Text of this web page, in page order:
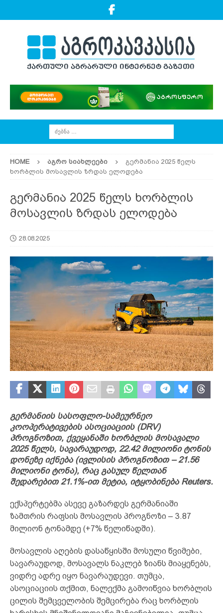
HOME ᲐᲒᲠᲝ ᲡᲘᲐᲮᲚᲔᲔᲑᲘ
გერმანია 2025 წელს
ხორბლის მოსავლის ზრდას ელოდება
გერმანია 2025 წელს ხორბლის
მოსავლის ზრდას ელოდება
28.08.2025
გერმანიის სასოფლო-სამეურნეო
კოოპერატივების ასოციაციის (DRV)
პროგნოზით, ქვეყანაში ხორბლის მოსავალი
2025 წელს, სავარაუდოდ, 22.42 მილიონი ტონის
დონეზე იქნება (ივლისის პროგნოზით – 21.56
მილიონი ტონა), რაც გასულ წელთან
შედარებით 21.1%-ით მეტია, იტყობინება Reuters.
ექსპერტებმა ასევე გაზარდეს გერმანიაში
ზამთრის რაფსის მოსავლის პროგნოზი – 3.87
მილიონ ტონამდე (+7% წელიწადში).
მოსავლის აღების დასაწყისში მოსული წვიმები,
სავარაუდოდ, მოსავალს ნაკლებ ზიანს მიაყენებს,
ვიდრე ადრე იყო ნავარაუდევი. თუმცა,
ასოციაციის თქმით, ნალექმა გამოიწვია ხორბლის
ცილის შემცველობის შემცირება რაც ხორბლის